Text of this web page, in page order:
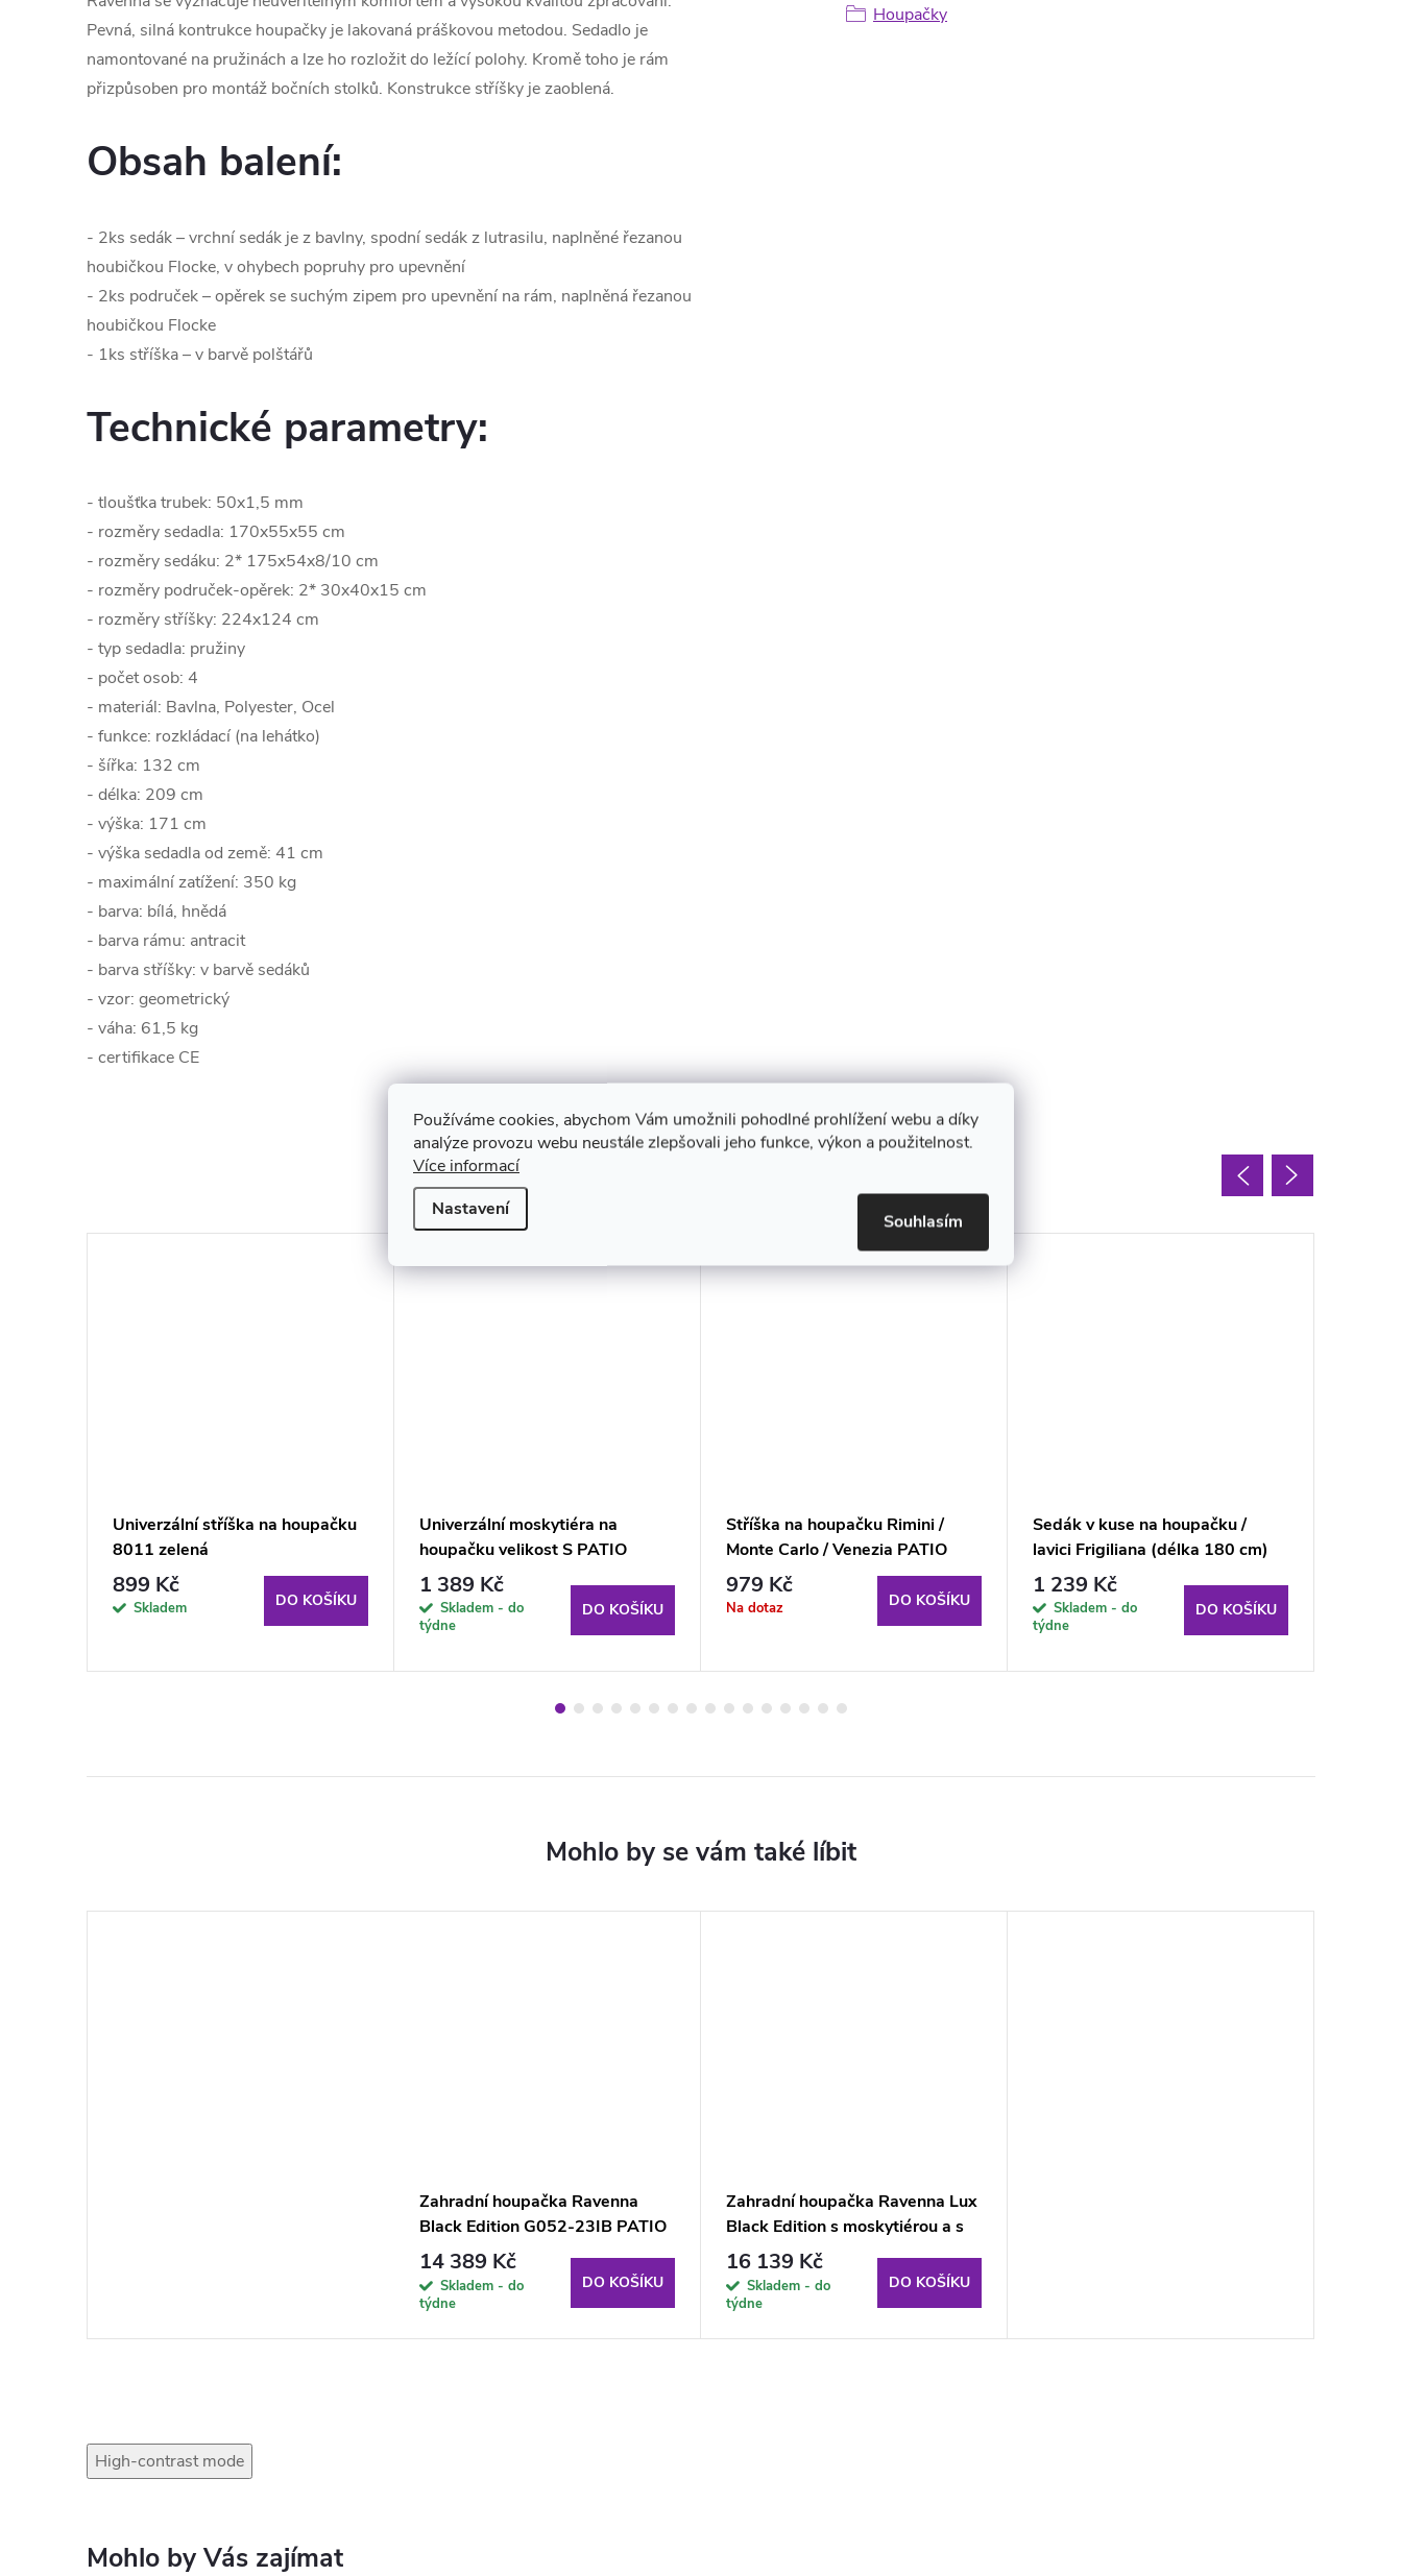
Používáme cookies, abychom Vám umožnili pohodlné prohlížení webu a díky
analýze provozu webu neustále zlepšovali jeho funkce, výkon a použitelnost.
Více informací
Nastavení
Souhlasím
Pevná, silná kontrukce houpačky je lakovaná práškovou metodou. Sedadlo je
namontované na pružinách a lze ho rozložit do ležící polohy. Kromě toho je rám
přizpůsoben pro montáž bočních stolků. Konstrukce stříšky je zaoblená.
Obsah balení:
- 2ks sedák – vrchní sedák je z bavlny, spodní sedák z lutrasilu, naplněné řezanou
houbičkou Flocke, v ohybech popruhy pro upevnění
- 2ks područek – opěrek se suchým zipem pro upevnění na rám, naplněná řezanou
houbičkou Flocke
- 1ks stříška – v barvě polštářů
Technické parametry:
- tloušťka trubek: 50x1,5 mm
- rozměry sedadla: 170x55x55 cm
- rozměry sedáku: 2* 175x54x8/10 cm
- rozměry područek-opěrek: 2* 30x40x15 cm
- rozměry stříšky: 224x124 cm
- typ sedadla: pružiny
- počet osob: 4
- materiál: Bavlna, Polyester, Ocel
- funkce: rozkládací (na lehátko)
- šířka: 132 cm
- délka: 209 cm
- výška: 171 cm
- výška sedadla od země: 41 cm
- maximální zatížení: 350 kg
- barva: bílá, hnědá
- barva rámu: antracit
- barva stříšky: v barvě sedáků
- vzor: geometrický
- váha: 61,5 kg
- certifikace CE
Houpačky
K tomuto produktu doporučujeme ještě dokoupit
Univerzální stříška na houpačku
8011 zelená
899 Kč
Skladem DO KOŠÍKU
Univerzální moskytiéra na
houpačku velikost S PATIO
1 389 Kč
Skladem - do
týdne
DO KOŠÍKU
Stříška na houpačku Rimini /
Monte Carlo / Venezia PATIO
cappuccino
979 Kč
Na dotaz DO KOŠÍKU
Sedák v kuse na houpačku /
lavici Frigiliana (délka 180 cm)
D001-32PB PATIO
1 239 Kč
Skladem - do
týdne
DO KOŠÍKU
Zahradní houpačka Ravenna
Black Edition G052-23IB PATIO
14 389 Kč
Skladem - do
týdne
DO KOŠÍKU
Zahradní houpačka Ravenna Lux
Black Edition s moskytiérou a s
bočními stolky G057-06PB
PATIO
16 139 Kč
Skladem - do
týdne
DO KOŠÍKU
High-contrast mode